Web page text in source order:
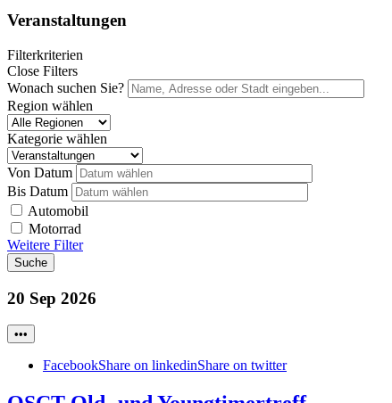
Veranstaltungen
Filterkriterien
Close Filters
Wonach suchen Sie?
Region wählen
Kategorie wählen
Von Datum
Bis Datum
Automobil
Motorrad
Weitere Filter
Suche
20 Sep 2026
•••
FacebookShare on linkedinShare on twitter